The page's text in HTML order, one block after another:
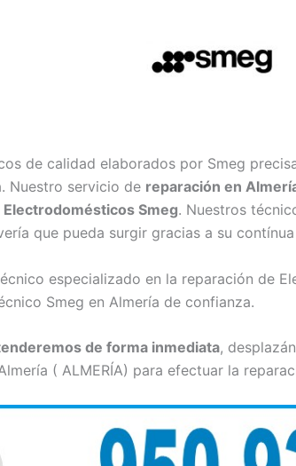
de calidad elaborados por Smeg
Nuestro servicio de reparación en
Smeg. Nuestros
que pueda surgir gracias a su
especializado en la reparación de
Smeg en Almería de confianza.
de forma inmediata,
( ALMERÍA) para efectuar la